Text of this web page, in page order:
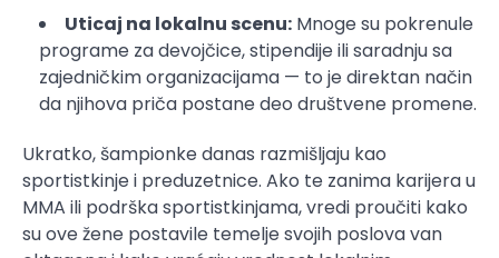
Uticaj na lokalnu scenu: Mnoge su pokrenule
programe za devojčice, stipendije ili saradnju sa
zajedničkim organizacijama — to je direktan način
da njihova priča postane deo društvene promene.
Ukratko, šampionke danas razmišljaju kao
sportistkinje i preduzetnice. Ako te zanima karijera u
MMA ili podrška sportistkinjama, vredi proučiti kako
su ove žene postavile temelje svojih poslova van